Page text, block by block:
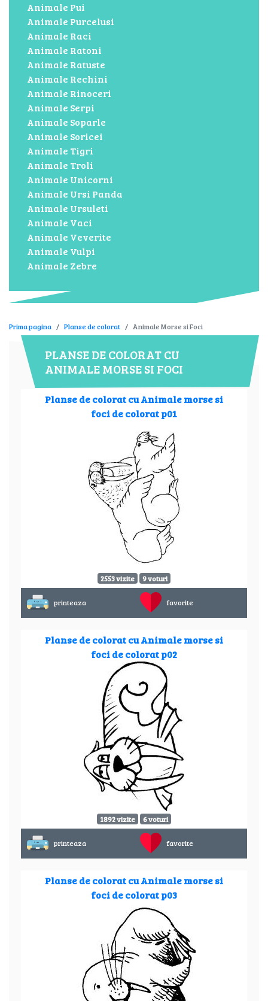
Animale Pui
Animale Purcelusi
Animale Raci
Animale Ratoni
Animale Ratuste
Animale Rechini
Animale Rinoceri
Animale Serpi
Animale Soparle
Animale Soricei
Animale Tigri
Animale Troli
Animale Unicorni
Animale Ursi Panda
Animale Ursuleti
Animale Vaci
Animale Veverite
Animale Vulpi
Animale Zebre
Prima pagina Planse de colorat Animale Morse si Foci
PLANSE DE COLORAT CU
ANIMALE MORSE SI FOCI
Planse de colorat cu Animale morse si
foci de colorat p01
2553 vizite 9 voturi
printeaza favorite
Planse de colorat cu Animale morse si
foci de colorat p02
1892 vizite 6 voturi
printeaza favorite
Planse de colorat cu Animale morse si
foci de colorat p03